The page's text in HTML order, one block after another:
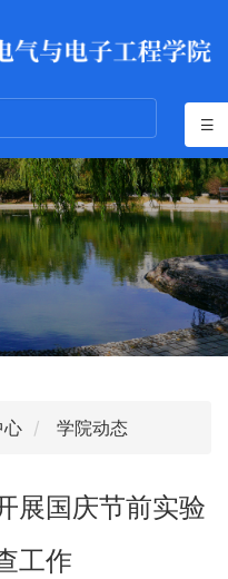
心 学院动态
展国庆节前实验
工作